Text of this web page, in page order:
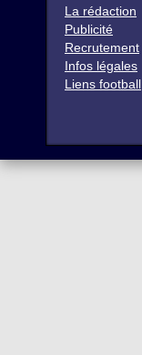
La rédaction
Publicité
Recrutement
Infos légales
Liens football